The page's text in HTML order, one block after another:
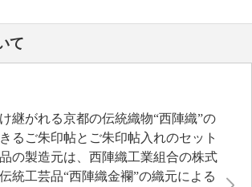
て
継がれる京都の伝統織物“西陣織”の
るご朱印帖とご朱印帖入れのセット
の製造元は、西陣織工業組合の株式
統工芸品“西陣織金襴”の織元による